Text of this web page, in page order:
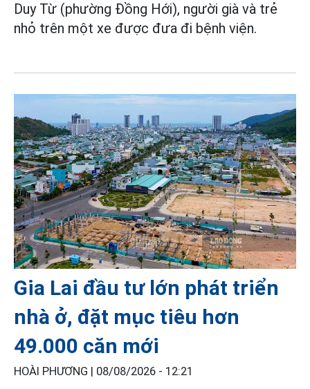
Duy Từ (phường Đồng Hới), người già và trẻ
nhỏ trên một xe được đưa đi bệnh viện.
Gia Lai đầu tư lớn phát triển
nhà ở, đặt mục tiêu hơn
49.000 căn mới
HOÀI PHƯƠNG | 08/08/2026 - 12:21